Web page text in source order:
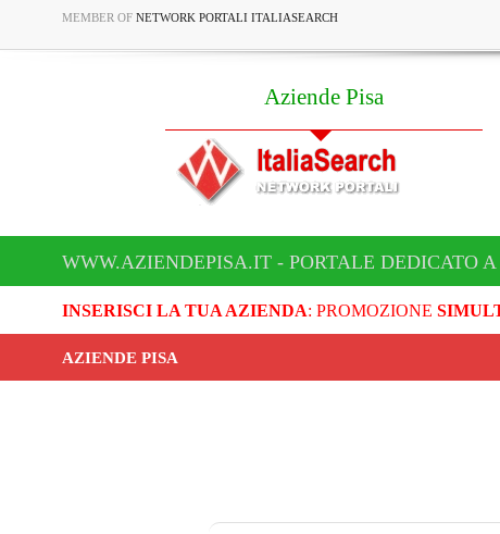
MEMBER OF NETWORK PORTALI ITALIASEARCH
Aziende Pisa
WWW.AZIENDEPISA.IT - PORTALE DEDICATO
INSERISCI LA TUA AZIENDA: PROMOZIONE
AZIENDE PISA